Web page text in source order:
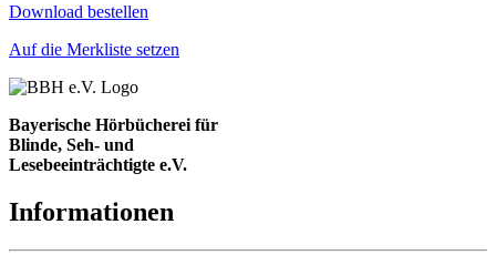
Download bestellen
Auf die Merkliste setzen
Bayerische Hörbücherei für
Blinde, Seh- und
Lesebeeinträchtigte e.V.
Informationen